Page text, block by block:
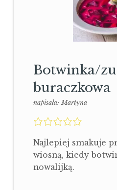
Botwinka/
buraczkowa
napisała:Martyna
0,0
rating
Najlepiej smakuje
wiosną, kiedy
nowalijką.